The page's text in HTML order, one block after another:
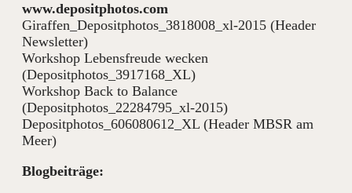
www.depositphotos.com
Giraffen_Depositphotos_3818008_xl-2015 (Header
Newsletter)
Workshop Lebensfreude wecken
(Depositphotos_3917168_XL)
Workshop Back to Balance
(Depositphotos_22284795_xl-2015)
Depositphotos_606080612_XL (Header MBSR am
Meer)
Blogbeiträge: